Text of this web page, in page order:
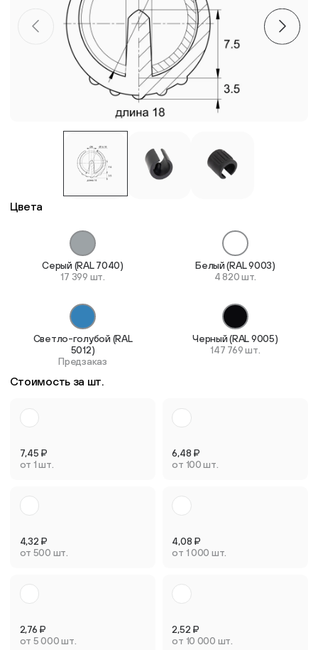
Цвета
Серый (RAL 7040)
17 399 шт.
Белый (RAL 9003)
4 820 шт.
Светло-голубой (RAL
5012)
Предзаказ
Черный (RAL 9005)
147 769 шт.
Стоимость за шт.
7,45 ₽
от 1 шт.
6,48 ₽
от 100 шт.
4,32 ₽
от 500 шт.
4,08 ₽
от 1 000 шт.
2,76 ₽
от 5 000 шт.
2,52 ₽
от 10 000 шт.
Пластиковые столешницы для школьных парт
Комплектующие для мебели
Система выравнивания плитки
Дюбель